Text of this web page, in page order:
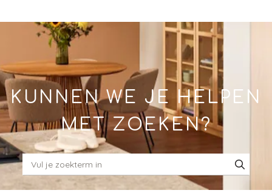
to
KUNNEN WE JE HELPEN
MET ZOEKEN?